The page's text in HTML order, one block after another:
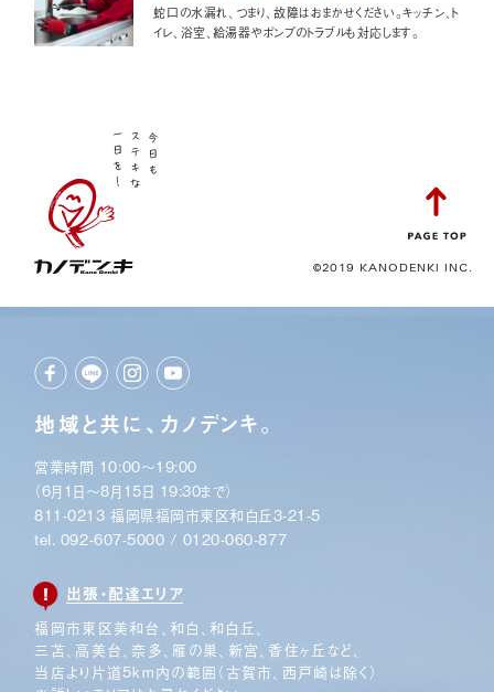
蛇口の水漏れ、つまり、故障はおまかせください。キッチン、ト
イレ、浴室、給湯器やポンプのトラブルも対応します。
©2019 KANODENKI INC.
地域と共に、カノデンキ。
営業時間 10:00〜19:00
（6月1日〜8月15日 19:30まで）
811-0213 福岡県福岡市東区和白丘3-21-5
tel. 092-607-5000 / 0120-060-877
出張・配達エリア
福岡市東区美和台、和白、和白丘、
三苫、高美台、奈多、 雁の巣、新宮、香住ヶ丘など、
当店より片道5km内の範囲 （古賀市、西戸崎は除く）